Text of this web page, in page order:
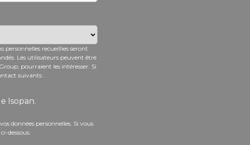
personnelles recueillies seront
Les utilisateurs peuvent être
pourraient les intéresser. Si
suivants :
Isopan.
données personnelles. Si vous
dessous.